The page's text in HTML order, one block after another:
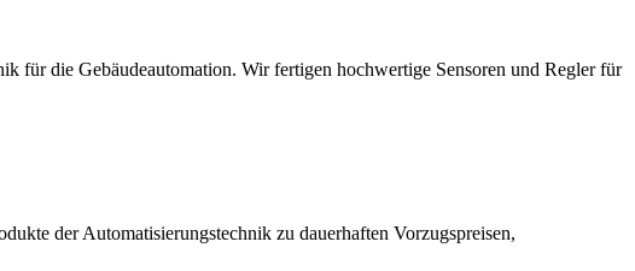
für die Gebäudeautomation. Wir fertigen hochwertige Sensoren und Regler für
der Automatisierungstechnik zu dauerhaften Vorzugspreisen,